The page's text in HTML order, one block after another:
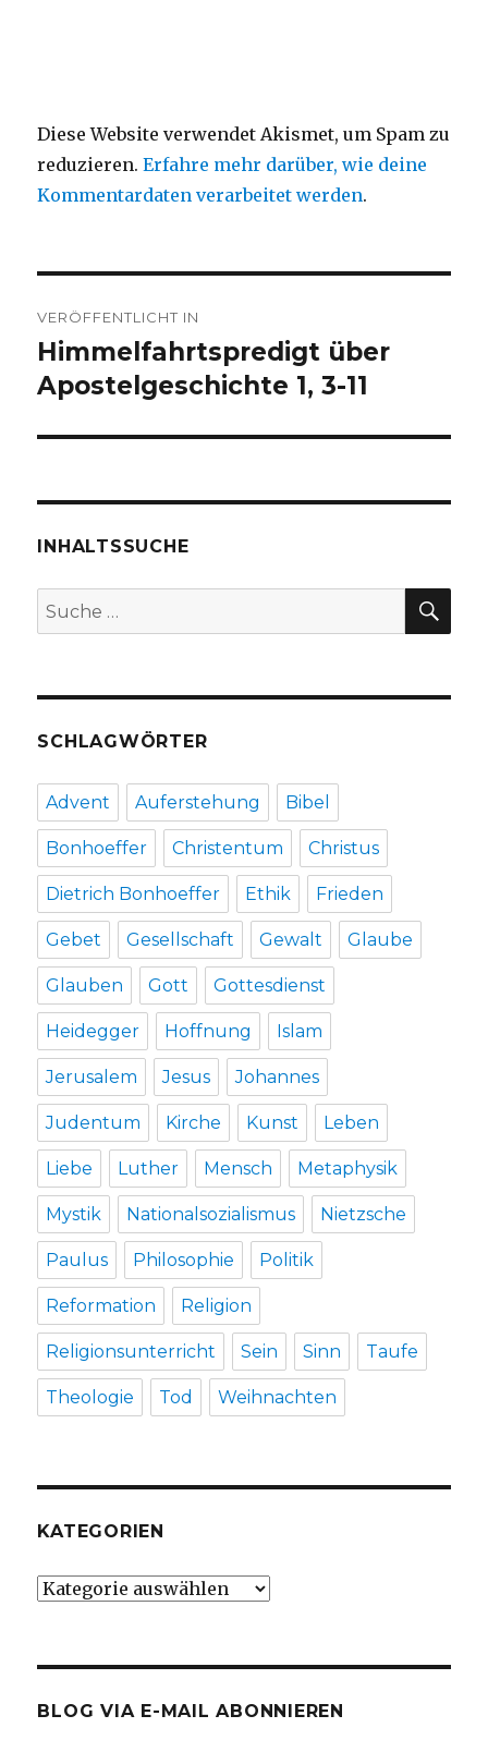
Diese Website verwendet Akismet, um Spam zu
reduzieren.Erfahre mehr darüber, wie deine
Kommentardaten verarbeitet werden.
VERÖFFENTLICHT IN
Himmelfahrtspredigt über
Apostelgeschichte 1, 3-11
INHALTSSUCHE
Suche
nach:
SCHLAGWÖRTER
Advent Auferstehung Bibel
Bonhoeffer Christentum Christus
Dietrich Bonhoeffer Ethik Frieden
Gebet Gesellschaft Gewalt Glaube
Glauben Gott Gottesdienst
Heidegger Hoffnung Islam
Jerusalem Jesus Johannes
Judentum Kirche Kunst Leben
Liebe Luther Mensch Metaphysik
Mystik Nationalsozialismus Nietzsche
Paulus Philosophie Politik
Reformation Religion
Religionsunterricht Sein Sinn Taufe
Theologie Tod Weihnachten
KATEGORIEN
Kategorien
BLOG VIA E-MAIL ABONNIEREN